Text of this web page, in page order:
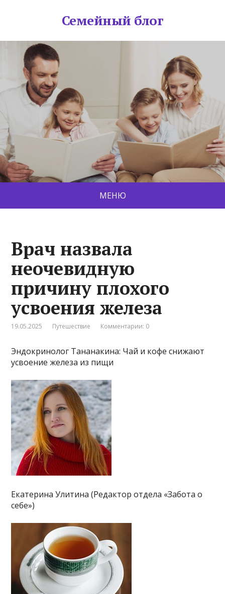
Семейный блог
МЕНЮ
Врач назвала
неочевидную
причину плохого
усвоения железа
19.05.2025 Путешествие Комментарии: 0
Эндокринолог Тананакина: Чай и кофе снижают
усвоение железа из пищи
Екатерина Улитина (Редактор отдела «Забота о
себе»)